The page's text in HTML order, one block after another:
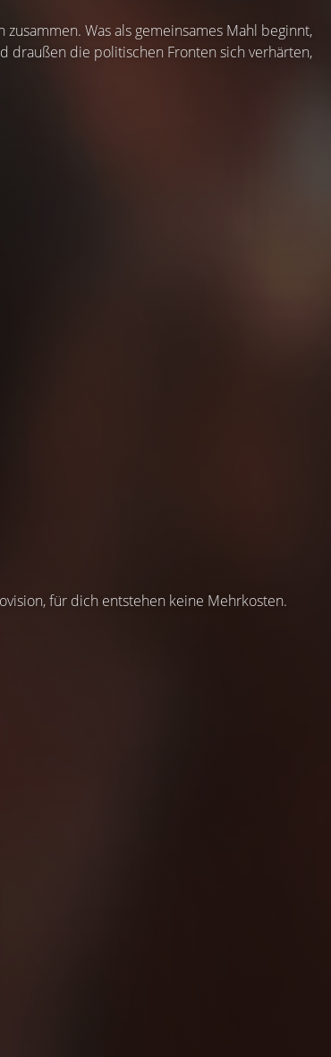
Was als gemeinsames Mahl beginnt,
draußen die politischen Fronten sich verhärten,
für dich entstehen keine Mehrkosten.